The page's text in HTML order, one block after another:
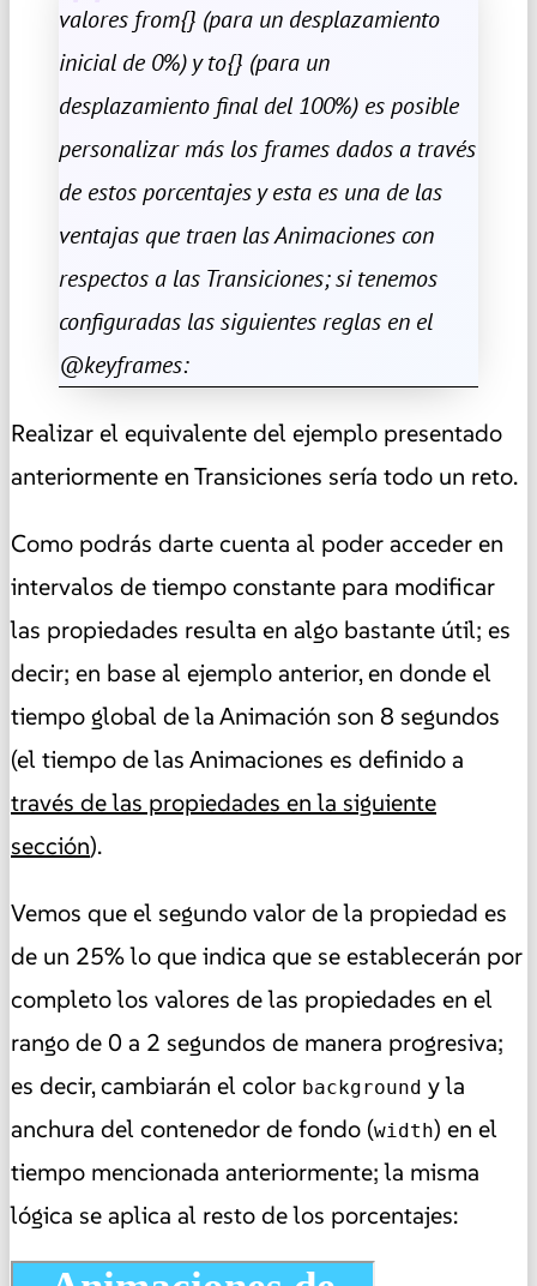
valores from{} (para un desplazamiento
inicial de 0%) y to{} (para un
desplazamiento final del 100%) es posible
personalizar más los frames dados a través
de estos porcentajes y esta es una de las
ventajas que traen las Animaciones con
respectos a las Transiciones; si tenemos
configuradas las siguientes reglas en el
@keyframes:
Realizar el equivalente del ejemplo presentado
anteriormente en Transiciones sería todo un reto.
Como podrás darte cuenta al poder acceder en
intervalos de tiempo constante para modificar
las propiedades resulta en algo bastante útil; es
decir; en base al ejemplo anterior, en donde el
tiempo global de la Animación son 8 segundos
(el tiempo de las Animaciones es definido a
través de las propiedades en la siguiente
sección).
Vemos que el segundo valor de la propiedad es
de un 25% lo que indica que se establecerán por
completo los valores de las propiedades en el
rango de 0 a 2 segundos de manera progresiva;
es decir, cambiarán el color background y la
anchura del contenedor de fondo (width) en el
tiempo mencionada anteriormente; la misma
lógica se aplica al resto de los porcentajes: